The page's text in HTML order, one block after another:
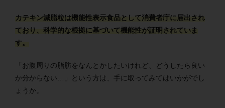
カテキン減脂粒は機能性表示食品として消費者庁に届出され
ており、科学的な根拠に基づいて機能性が証明されていま
す。
「お腹周りの脂肪をなんとかしたいけれど、どうしたら良い
か分からない…」という方は、手に取ってみてはいかがでし
ょうか。